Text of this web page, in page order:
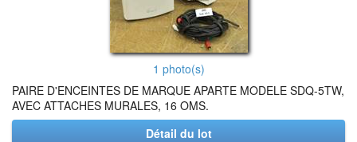
1 photo(s)
PAIRE D'ENCEINTES DE MARQUE APARTE MODELE SDQ-5TW,
AVEC ATTACHES MURALES, 16 OMS.
Détail du lot